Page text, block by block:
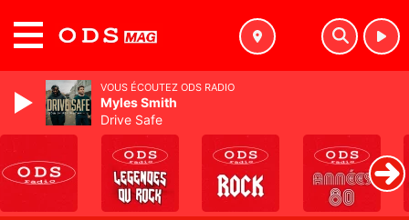
VOUS ÉCOUTEZ ODS RADIO
Myles Smith
Drive Safe